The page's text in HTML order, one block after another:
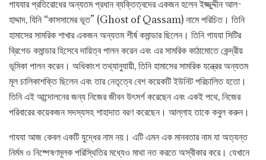
গাযযার প্রতিরোধের অন্যতম প্রধান ব্যক্তিত্বদের একজন হলেন ইজ্জুদ্দীন আল-
হাদ্দাদ, যিনি “কাসসামের ভূত” (Ghost of Qassam) নামে পরিচিত। তিনি
হামাসের সামরিক শাখার একজন অন্যতম শীর্ষ কমান্ডার ছিলেন। তিনি গাযযা সিটির
ব্রিগেড কমান্ডার হিসেবে দায়িত্ব পালন করেন এবং এর সামরিক কাঠামোতে কেন্দ্রীয়
ভূমিকা পালন করেন। অধিকাংশ তথ্যানুযায়ী, তিনি হামাসের সামরিক যন্ত্রের অন্যতম
মূল চালিকাশক্তি ছিলেন এবং তার নেতৃত্বে বেশ কয়েকটি ইউনিট পরিচালিত হতো।
তিনি এই আন্দোলনের জন্য নিজের জীবন উৎসর্গ করেছেন এবং একই পথে, নিজের
পরিবারের কয়েকজন সদস্যসহ শাহাদাত বরণ করেছেন। আল্লাহ তাকে কবুল করুন।
গাযযা আজ কেবল একটি যুদ্ধের নাম নয়। এটি এমন এক মানবতার নাম যা অত্যন্ত
নির্মম ও নিষ্পেষণমূলক পরিস্থিতির মধ্যেও মাথা নত করতে অস্বীকার করে। যেখানে